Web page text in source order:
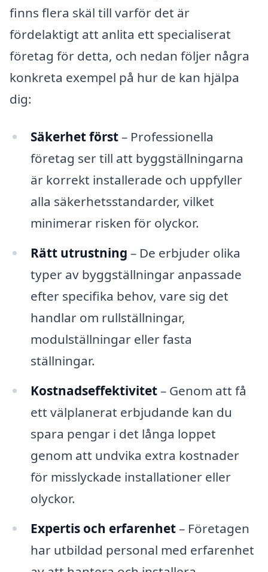
finns flera skäl till varför det är
fördelaktigt att anlita ett specialiserat
företag för detta, och nedan följer några
konkreta exempel på hur de kan hjälpa
dig:
Säkerhet först– Professionella
företag ser till att byggställningarna
är korrekt installerade och uppfyller
alla säkerhetsstandarder, vilket
minimerar risken för olyckor.
Rätt utrustning – De erbjuder olika
typer av byggställningar anpassade
efter specifika behov, vare sig det
handlar om rullställningar,
modulställningar eller fasta
ställningar.
Kostnadseffektivitet– Genom att få
ett välplanerat erbjudande kan du
spara pengar i det långa loppet
genom att undvika extra kostnader
för misslyckade installationer eller
olyckor.
Expertis och erfarenhet– Företagen
har utbildad personal med erfarenhet